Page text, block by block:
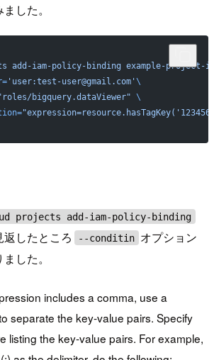
した。
add-iam-policy-binding example-project-
'user:test-user@gmail.com' \
bigquery.dataViewer" \
projects add-iam-policy-binding
したところ --conditin オプション
した。
includes a comma, use a
separate the key-value pairs. Specify
listing the key-value pairs. For example,